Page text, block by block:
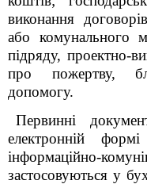
виконання
або комунального
підряду, проектно-
про пожертву,
допомогу.
Первинні
електронній
інформаційно-
застосовуються у